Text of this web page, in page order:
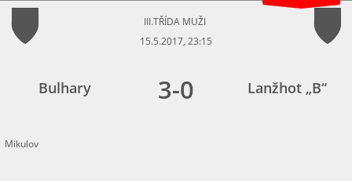
III.TŘÍDA MUŽI
15.5.2017, 23:15
Bulhary 3-0 Lanžhot „B“
Mikulov